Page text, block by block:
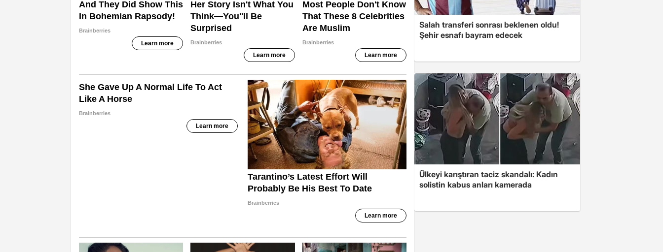
Salah transferi sonrası beklenen oldu!
Şehir esnafı bayram edecek
Ülkeyi karıştıran taciz skandalı: Kadın
solistin kabus anları kamerada